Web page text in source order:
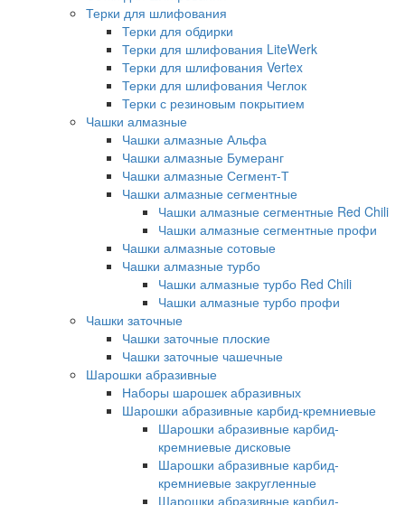
Терки для шлифования
Терки для обдирки
Терки для шлифования LiteWerk
Терки для шлифования Vertex
Терки для шлифования Чеглок
Терки с резиновым покрытием
Чашки алмазные
Чашки алмазные Альфа
Чашки алмазные Бумеранг
Чашки алмазные Сегмент-Т
Чашки алмазные сегментные
Чашки алмазные сегментные Red Chili
Чашки алмазные сегментные профи
Чашки алмазные сотовые
Чашки алмазные турбо
Чашки алмазные турбо Red Chili
Чашки алмазные турбо профи
Чашки заточные
Чашки заточные плоские
Чашки заточные чашечные
Шарошки абразивные
Наборы шарошек абразивных
Шарошки абразивные карбид-кремниевые
Шарошки абразивные карбид-
кремниевые дисковые
Шарошки абразивные карбид-
кремниевые закругленные
Шарошки абразивные карбид-